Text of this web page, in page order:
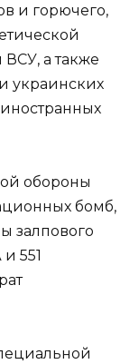
и горючего,
а также
украинских
обороны
бомб,
залпового
551